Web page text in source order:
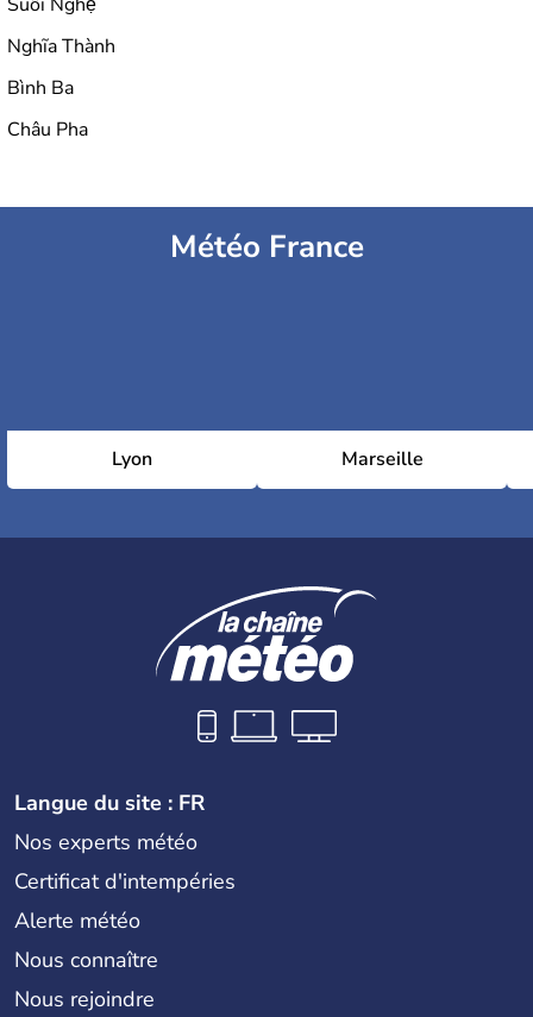
Nghĩa Thành
Bình Ba
Châu Pha
Météo France
Lyon Marseille
Langue du site : FR
Nos experts météo
Certificat d'intempéries
Alerte météo
Nous connaître
Nous rejoindre